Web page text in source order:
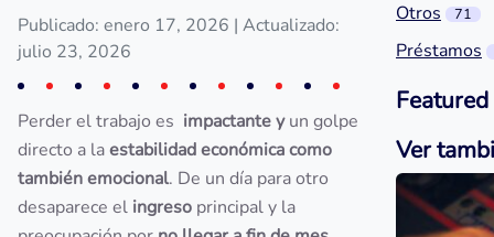
Publicado: enero 17, 2026 | Actualizado:
julio 23, 2026
Perder el trabajo es impactante yun golpe
directo a laestabilidad económica como
también emocional. De un día para otro
desaparece el ingreso principal y la
Otros 71
Préstamos
Ver